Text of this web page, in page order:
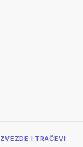
ZVEZDE I TRAČEVI